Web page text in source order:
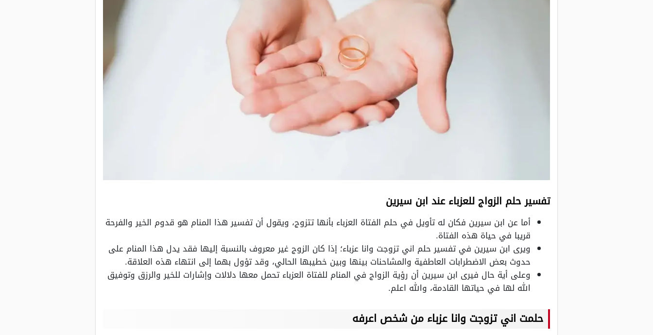
تفسير حلم الزواج للعزباء عند ابن سيرين
أما عن ابن سيرين فكان له تأويل في حلم الفتاة العزباء بأنها تتزوج، ويقول أن تفسير هذا المنام هو قدوم الخير والفرحة
قريبا في حياة هذه الفتاة.
ويرى ابن سيرين في تفسير حلم اني تزوجت وانا عزباء؛ إذا كان الزوج غير معروف بالنسبة إليها فقد يدل هذا المنام على
حدوث بعض الاضطرابات العاطفية والمشاحنات بينها وبين خطيبها الحالي، وقد تؤول بهما إلى انتهاء هذه العلاقة.
وعلى أية حال فيرى ابن سيرين أن رؤية الزواج في المنام للفتاة العزباء تحمل معها دلالات وإشارات للخير والرزق وتوفيق
الله لها في حياتها القادمة، والله اعلم.
حلمت اني تزوجت وانا عزباء من شخص اعرفه